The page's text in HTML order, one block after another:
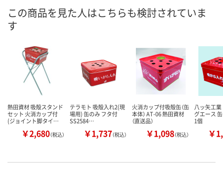
この商品を見た人はこちらも検討されていま
す
熱田資材 吸殻スタンド
セット 火消カップ付
(ジョイント脚タイ…
￥2,680（税込）
テラモト 吸殻入れ2(現
場用) 缶のみ フタ付
SS2584…
￥1,737（税込）
火消カップ付吸殻缶（缶
本体） AT-06 熱田資材
（直送品）
￥1,098（税込）
八ッ矢工
グエース
1個
￥